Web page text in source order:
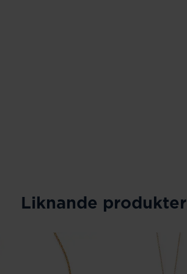
Liknande produkter